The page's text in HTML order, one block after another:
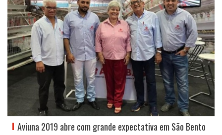
Aviuna 2019 abre com grande expectativa em São Bento